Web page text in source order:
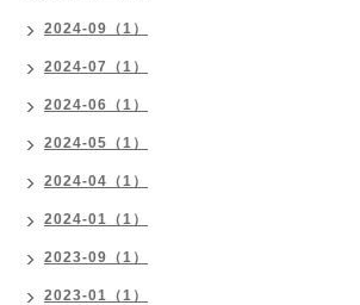
2024-09（1）
2024-07（1）
2024-06（1）
2024-05（1）
2024-04（1）
2024-01（1）
2023-09（1）
2023-01（1）